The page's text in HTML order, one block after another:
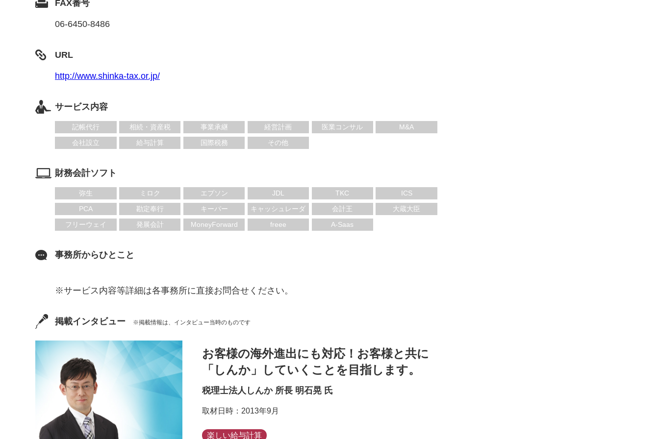
FAX番号
06-6450-8486
URL
http://www.shinka-tax.or.jp/
サービス内容
記帳代行 相続・資産税 事業承継 経営計画 医業コンサル
M&A
会社設立
給与計算 国際税務 その他
財務会計ソフト
弥生 ミロク エプソン JDL TKC
ICS
PCA
勘定奉行 キーパー
キャッシュレーダ
ー
会計王
大蔵大臣
フリーウェイ
発展会計 MoneyForward freee A-Saas
事務所からひとこと
※サービス内容等詳細は各事務所に直接お問合せください。
掲載インタビュー ※掲載情報は、インタビュー当時のものです
お客様の海外進出にも対応！お客様と共に
「しんか」していくことを目指します。
税理士法人しんか 所長 明石晃 氏
取材日時：2013年9月
楽しい給与計算